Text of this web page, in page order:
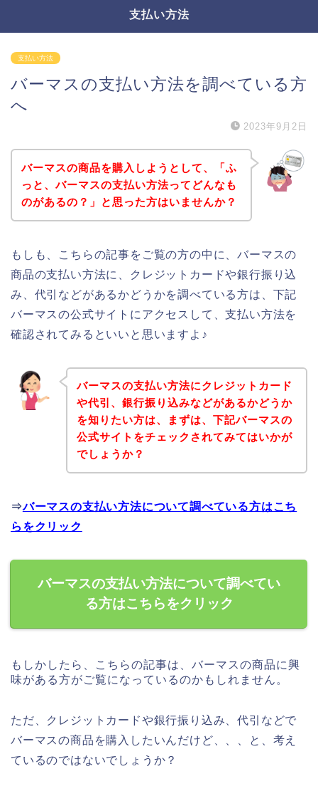
支払い方法
支払い方法
バーマスの支払い方法を調べている方
へ
2023年9月2日
バーマスの商品を購入しようとして、「ふ
っと、バーマスの支払い方法ってどんなも
のがあるの？」と思った方はいませんか？
もしも、こちらの記事をご覧の方の中に、バーマスの
商品の支払い方法に、クレジットカードや銀行振り込
み、代引などがあるかどうかを調べている方は、下記
バーマスの公式サイトにアクセスして、支払い方法を
確認されてみるといいと思いますよ♪
バーマスの支払い方法にクレジットカード
や代引、銀行振り込みなどがあるかどうか
を知りたい方は、まずは、下記バーマスの
公式サイトをチェックされてみてはいかが
でしょうか？
⇒バーマスの支払い方法について調べている方はこち
らをクリック
バーマスの支払い方法について調べてい
る方はこちらをクリック
もしかしたら、こちらの記事は、バーマスの商品に興
味がある方がご覧になっているのかもしれません。
ただ、クレジットカードや銀行振り込み、代引などで
バーマスの商品を購入したいんだけど、、、と、考え
ているのではないでしょうか？